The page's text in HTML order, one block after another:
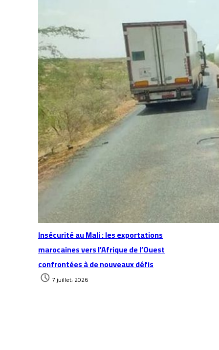
Insécurité au Mali : les exportations
marocaines vers l’Afrique de l’Ouest
confrontées à de nouveaux défis
7 juillet، 2026